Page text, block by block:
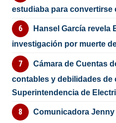
estudiaba para convertirse
Hansel García revela
investigación por muerte
Cámara de Cuentas
contables y debilidades de
Superintendencia de
Comunicadora